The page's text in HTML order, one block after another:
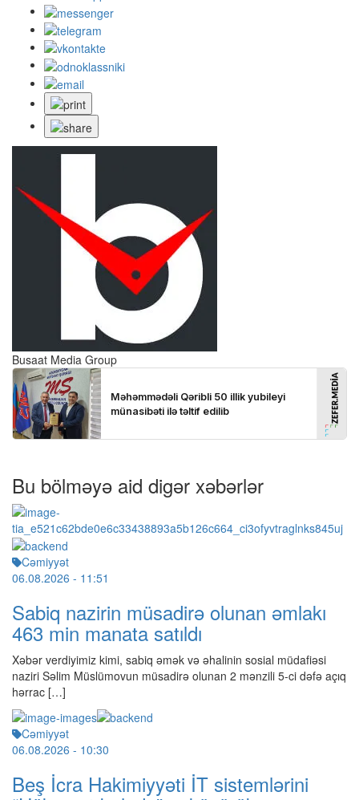
Busaat Media Group
Bu bölməyə aid digər xəbərlər
Cəmiyyət
06.08.2026 - 11:51
Sabiq nazirin müsadirə olunan əmlakı
463 min manata satıldı
Xəbər verdiyimiz kimi, sabiq əmək və əhalinin sosial müdafiəsi
naziri Səlim Müslümovun müsadirə olunan 2 mənzili 5-ci dəfə açıq
hərrac […]
Cəmiyyət
06.08.2026 - 10:30
Beş İcra Hakimiyyəti İT sistemlərini